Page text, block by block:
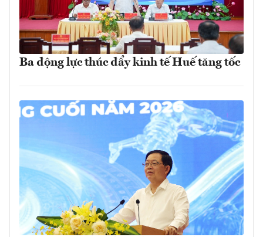
Ba động lực thúc đẩy kinh tế Huế tăng tốc